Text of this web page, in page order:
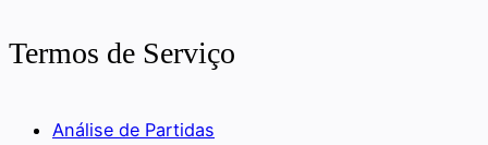
Termos de Serviço
Análise de Partidas